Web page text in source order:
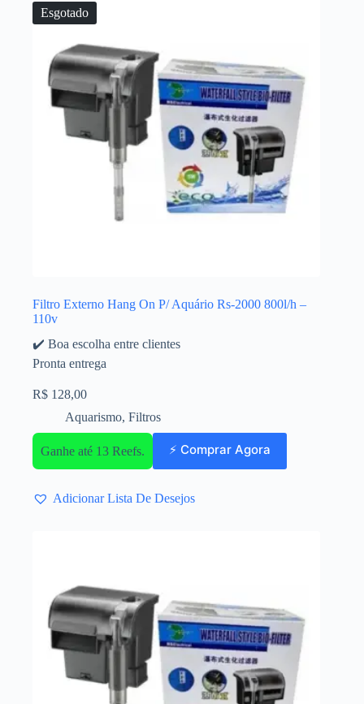
Esgotado
Filtro Externo Hang On P/ Aquário Rs-2000 800l/h –
110v
✔️ Boa escolha entre clientes
Pronta entrega
R$ 128,00
Aquarismo, Filtros
Ganhe até 13 Reefs. ⚡ Comprar Agora
Adicionar Lista De Desejos